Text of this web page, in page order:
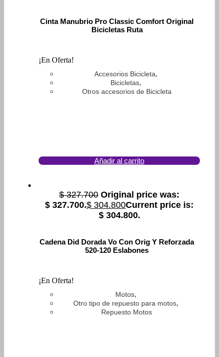
Cinta Manubrio Pro Classic Comfort Original
Bicicletas Ruta
¡En Oferta!
Accesorios Bicicleta,
Bicicletas,
Otros accesorios de Bicicleta
Añadir al carrito
$327.700 Original price was:
$ 327.700.$ 304.800Current price is:
$ 304.800.
Cadena Did Dorada Vo Con Orig Y Reforzada
520-120 Eslabones
¡En Oferta!
Motos,
Otro tipo de repuesto para motos,
Repuesto Motos